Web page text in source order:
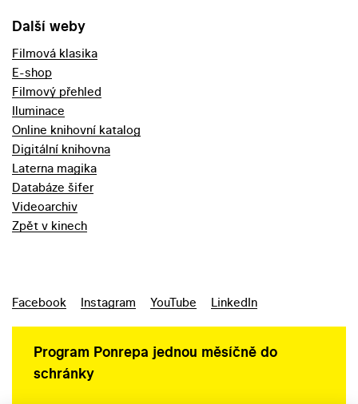
Další weby
Filmová klasika
E-shop
Filmový přehled
Iluminace
Online knihovní katalog
Digitální knihovna
Laterna magika
Databáze šifer
Videoarchiv
Zpět v kinech
Facebook Instagram YouTube LinkedIn
Program Ponrepa jednou měsíčně do
schránky